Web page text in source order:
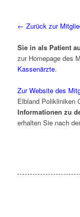
← Zurück zur
Sie in als Patient
zur Homepage des
Kassenärzte.
Zur Website des
Elbland Polikliniken
Informationen zu
erhalten Sie nach